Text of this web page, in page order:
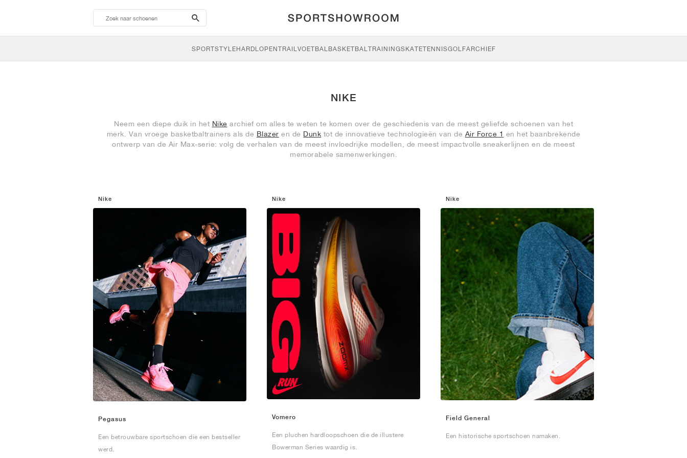
search-
btn
SPORTSTYLEHARDLOPENTRAILVOETBALBASKETBALTRAININGSKATETENNISGOLFARCHIEF
NIKE
Neem een diepe duik in het Nike archief om alles te weten te komen over de geschiedenis van de meest geliefde schoenen van het
merk. Van vroege basketbaltrainers als de Blazer en de Dunk tot de innovatieve technologieën van de Air Force 1 en het baanbrekende
ontwerp van de Air Max-serie: volg de verhalen van de meest invloedrijke modellen, de meest impactvolle sneakerlijnen en de meest
memorabele samenwerkingen.
Nike
Pegasus
Een betrouwbare sportschoen die een bestseller
werd.
Nike
Vomero
Een pluchen hardloopschoen die de illustere
Bowerman Series waardig is.
Nike
Field General
Een historische sportschoen namaken.